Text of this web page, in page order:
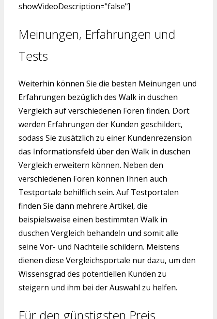
showVideoDescription="false"]
Meinungen, Erfahrungen und
Tests
Weiterhin können Sie die besten Meinungen und
Erfahrungen bezüglich des Walk in duschen
Vergleich auf verschiedenen Foren finden. Dort
werden Erfahrungen der Kunden geschildert,
sodass Sie zusätzlich zu einer Kundenrezension
das Informationsfeld über den Walk in duschen
Vergleich erweitern können. Neben den
verschiedenen Foren können Ihnen auch
Testportale behilflich sein. Auf Testportalen
finden Sie dann mehrere Artikel, die
beispielsweise einen bestimmten Walk in
duschen Vergleich behandeln und somit alle
seine Vor- und Nachteile schildern. Meistens
dienen diese Vergleichsportale nur dazu, um den
Wissensgrad des potentiellen Kunden zu
steigern und ihm bei der Auswahl zu helfen.
Für den günstigsten Preis